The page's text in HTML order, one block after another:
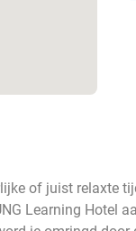
of juist relaxte
Learning Hotel